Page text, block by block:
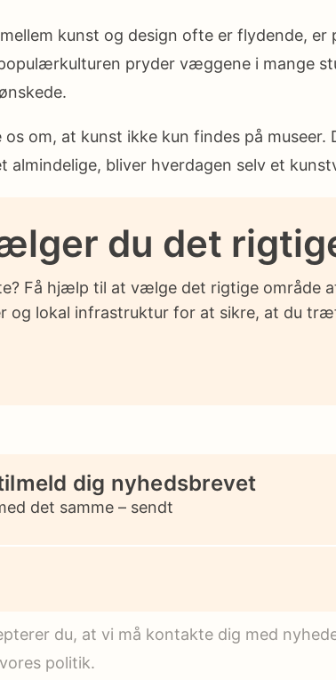
kunst og design ofte er flydende,
pryder væggene i mange
os om, at kunst ikke kun findes på
almindelige, bliver hverdagen selv et
dig nyhedsbrevet
det samme – sendt
du, at vi må kontakte dig med
politik.
du det
Få hjælp til at vælge det rigtige
og lokal infrastruktur for at sikre, at du